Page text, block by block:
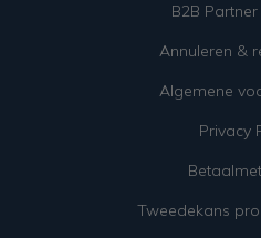
B2B
Annuleren &
Algemene
Privacy
Tweedekans